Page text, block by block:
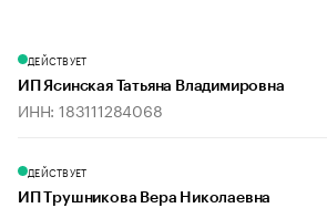
ДЕЙСТВУЕТ
ИП Ясинская Татьяна Владимировна
ИНН: 183111284068
ДЕЙСТВУЕТ
ИП Трушникова Вера Николаевна